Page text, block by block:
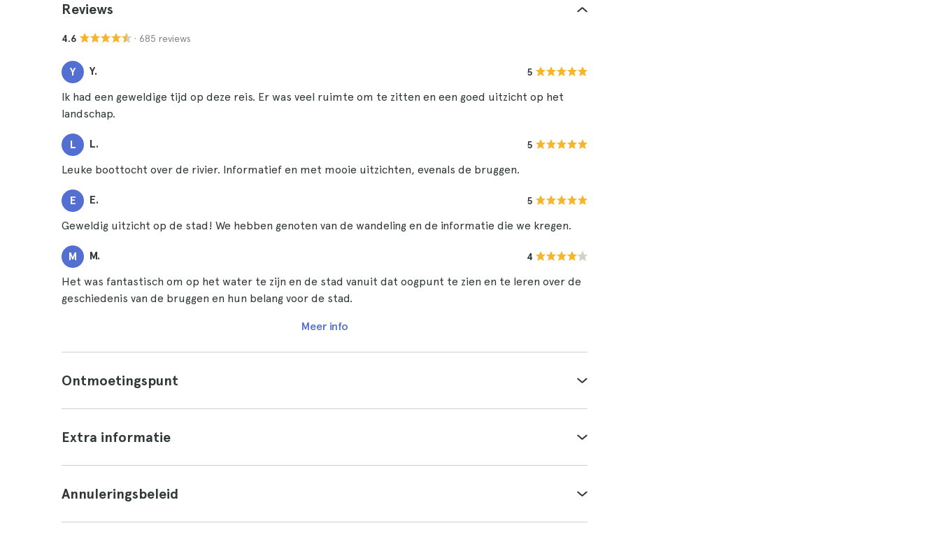
Reviews
4.6 · 685 reviews
Y Y. 5
Ik had een geweldige tijd op deze reis. Er was veel ruimte om te zitten en een goed uitzicht op het
landschap.
L L. 5
Leuke boottocht over de rivier. Informatief en met mooie uitzichten, evenals de bruggen.
E E. 5
Geweldig uitzicht op de stad! We hebben genoten van de wandeling en de informatie die we kregen.
M M. 4
Het was fantastisch om op het water te zijn en de stad vanuit dat oogpunt te zien en te leren over de
geschiedenis van de bruggen en hun belang voor de stad.
Meer info
Ontmoetingspunt
Extra informatie
Annuleringsbeleid